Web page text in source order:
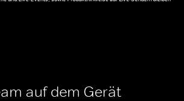
auf dem Gerät